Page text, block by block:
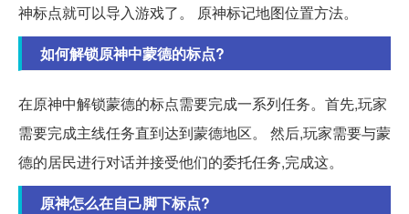
神标点就可以导入游戏了。 原神标记地图位置方法。
如何解锁原神中蒙德的标点?
在原神中解锁蒙德的标点需要完成一系列任务。首先,玩家
需要完成主线任务直到达到蒙德地区。 然后,玩家需要与蒙
德的居民进行对话并接受他们的委托任务,完成这。
原神怎么在自己脚下标点?